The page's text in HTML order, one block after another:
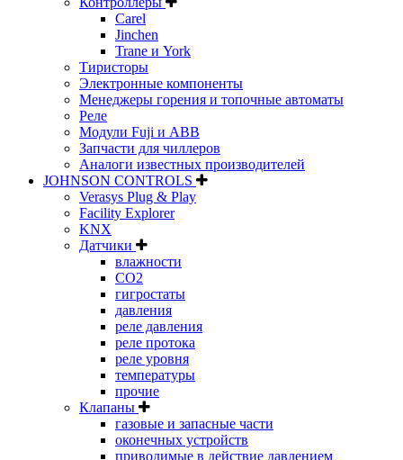
Carel
Jinchen
Trane и York
Тиристоры
Электронные компоненты
Менеджеры горения и топочные автоматы
Реле
Модули Fuji и ABB
Запчасти для чиллеров
Аналоги известных производителей
JOHNSON CONTROLS
Verasys Plug & Play
Facility Explorer
KNX
Датчики
влажности
CO2
гигростаты
давления
реле давления
реле протока
реле уровня
температуры
прочие
Клапаны
газовые и запасные части
оконечных устройств
приводимые в действие давлением